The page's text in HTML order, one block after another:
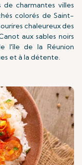
charmantes villes
colorés de Saint-
chaleureux des
aux sables noirs
l'île de la Réunion
et à la détente.